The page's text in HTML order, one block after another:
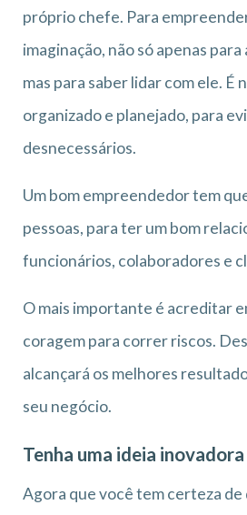
próprio chefe. Para
imaginação, não só apenas
mas para saber lidar com ele. É
organizado e planejado, para
desnecessários.
Um bom empreendedor tem
pessoas, para ter um bom
funcionários, colaboradores e
O mais importante é acreditar
coragem para correr riscos.
alcançará os melhores
seu negócio.
Tenha uma ideia inovadora
Agora que você tem certeza de